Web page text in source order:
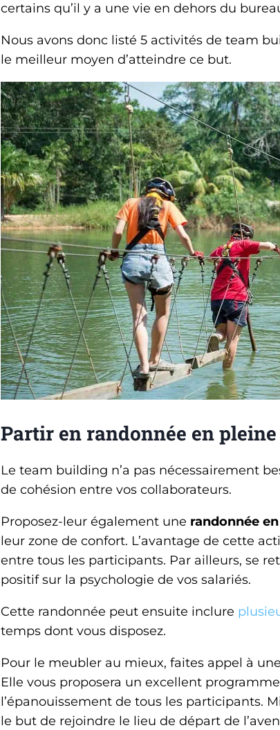
certains qu’il y a une vie en dehors du
Nous avons donc listé 5 activités de team
le meilleur moyen d’atteindre ce but.
Partir en randonnée en
Le team building n’a pas nécessairement
de cohésion entre vos collaborateurs.
Proposez-leur également une randonnée
leur zone de confort. L’avantage de cette
entre tous les participants. Par ailleurs, se
positif sur la psychologie de vos salariés.
Cette randonnée peut ensuite inclure
temps dont vous disposez.
Pour le meubler au mieux, faites appel à
Elle vous proposera un excellent
l’épanouissement de tous les participants.
le but de rejoindre le lieu de départ de